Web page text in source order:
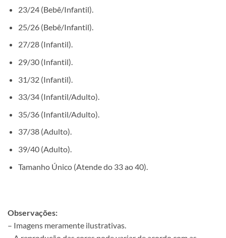
23/24 (Bebê/Infantil).
25/26 (Bebê/Infantil).
27/28 (Infantil).
29/30 (Infantil).
31/32 (Infantil).
33/34 (Infantil/Adulto).
35/36 (Infantil/Adulto).
37/38 (Adulto).
39/40 (Adulto).
Tamanho Único (Atende do 33 ao 40).
Observações:
– Imagens meramente ilustrativas.